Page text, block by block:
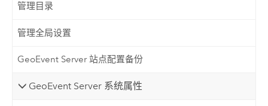
管理目录
管理全局设置
GeoEvent Server 站点配置备份
GeoEvent Server 系统属性